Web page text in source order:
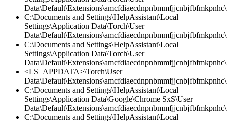
C:\Documents and Settings\HelpAssistant\Local
Settings\Application Data\Torch\User
C:\Documents and Settings\HelpAssistant\Local
Settings\Application Data\Torch\User
<LS_APPDATA>\Torch\User
C:\Documents and Settings\HelpAssistant\Local
Settings\Application Data\Google\Chrome SxS\User
C:\Documents and Settings\HelpAssistant\Local